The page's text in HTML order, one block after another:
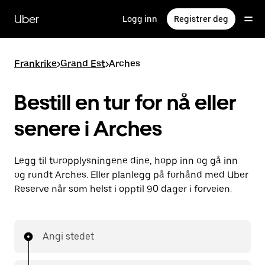
hovedinnholdet
Uber Logg inn Registrer deg
Frankrike>Grand Est>Arches
Bestill en tur for nå eller
senere i Arches
Legg til turopplysningene dine, hopp inn og gå inn
og rundt Arches. Eller planlegg på forhånd med Uber
Reserve når som helst i opptil 90 dager i forveien.
Angi stedet